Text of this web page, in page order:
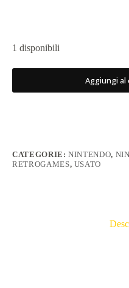
1 disponibili
Aggiungi al
CATEGORIE:NINTENDO,
RETROGAMES, USATO